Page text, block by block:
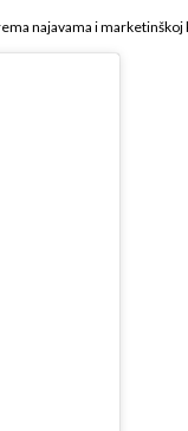
najavama i